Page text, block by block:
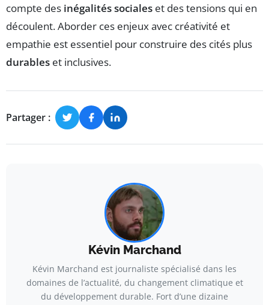
compte des inégalités sociales et des tensions qui en
découlent. Aborder ces enjeux avec créativité et
empathie est essentiel pour construire des cités plus
durables et inclusives.
Partager :
Kévin Marchand
Kévin Marchand est journaliste spécialisé dans les
domaines de l’actualité, du changement climatique et
du développement durable. Fort d’une dizaine